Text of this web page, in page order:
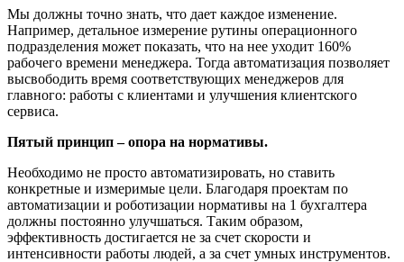
Мы должны точно знать, что дает каждое изменение.
Например, детальное измерение рутины операционного
подразделения может показать, что на нее уходит 160%
рабочего времени менеджера. Тогда автоматизация позволяет
высвободить время соответствующих менеджеров для
главного: работы с клиентами и улучшения клиентского
сервиса.
Пятый принцип – опора на нормативы.
Необходимо не просто автоматизировать, но ставить
конкретные и измеримые цели. Благодаря проектам по
автоматизации и роботизации нормативы на 1 бухгалтера
должны постоянно улучшаться. Таким образом,
эффективность достигается не за счет скорости и
интенсивности работы людей, а за счет умных инструментов.